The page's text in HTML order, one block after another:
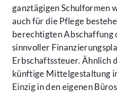
ganztägigen Schulformen
auch für die Pflege
berechtigten Abschaffung
sinnvoller
Erbschaftssteuer. Ähnlich
künftige Mittelgestaltung
Einzig in den eigenen